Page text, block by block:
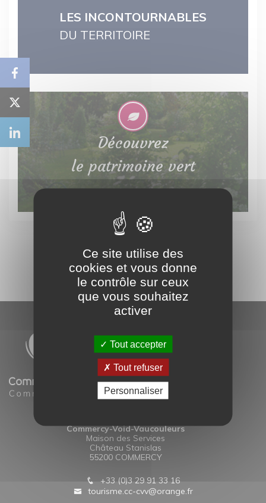
LES INCONTOURNABLES
DU TERRITOIRE
Découvrez
le patrimoine vert
Commercy-Void-Vaucouleurs
Maison des Services
Château Stanislas
55200 COMMERCY
+33 (0)3 29 91 33 16
tourisme.cc-cvv@orange.fr
Ce site utilise des
cookies et vous donne
le contrôle sur ceux
que vous souhaitez
activer
Tout accepter
Tout refuser
Personnaliser